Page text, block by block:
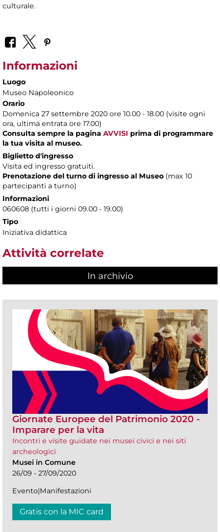
culturale.
Informazioni
Luogo
Museo Napoleonico
Orario
Domenica 27 settembre 2020 ore 10.00 - 18.00 (visite ogni
ora, ultima entrata ore 17.00)
Consulta sempre la pagina AVVISI prima di programmare
la tua visita al museo.
Biglietto d'ingresso
Visita ed ingresso gratuiti.
Prenotazione del turno di ingresso al Museo (max 10
partecipanti a turno)
Informazioni
060608 (tutti i giorni 09.00 - 19.00)
Tipo
Iniziativa didattica
Attività correlate
In archivio
Giornate Europee del Patrimonio 2020 -
Imparare per la vita
Incontri e visite guidate nei musei civici e nei siti
archeologici
Musei in Comune
26/09 - 27/09/2020
Evento|Manifestazioni
Gratis con la MIC card